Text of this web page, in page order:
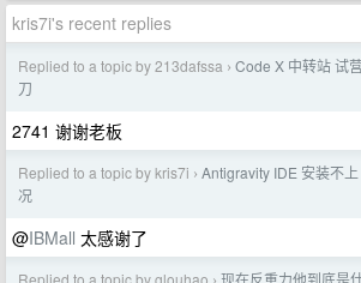
kris7i's recent replies
Replied to a topic by 213dafssa › Code X 中转站 试
刀
2741 谢谢老板
Replied to a topic by kris7i › Antigravity IDE 安装不
况
@IBMall 太感谢了
Replied to a topic by glouhao 现在反重力他到底是